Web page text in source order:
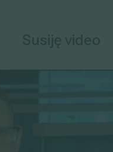
Susiję video